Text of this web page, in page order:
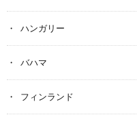
ハンガリー
バハマ
フィンランド